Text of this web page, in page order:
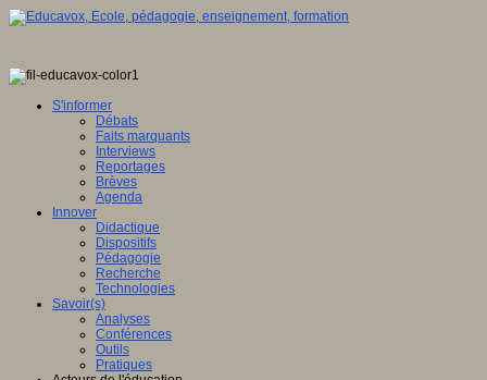
S'informer
Débats
Faits marquants
Interviews
Reportages
Brèves
Agenda
Innover
Didactique
Dispositifs
Pédagogie
Recherche
Technologies
Savoir(s)
Analyses
Conférences
Outils
Pratiques